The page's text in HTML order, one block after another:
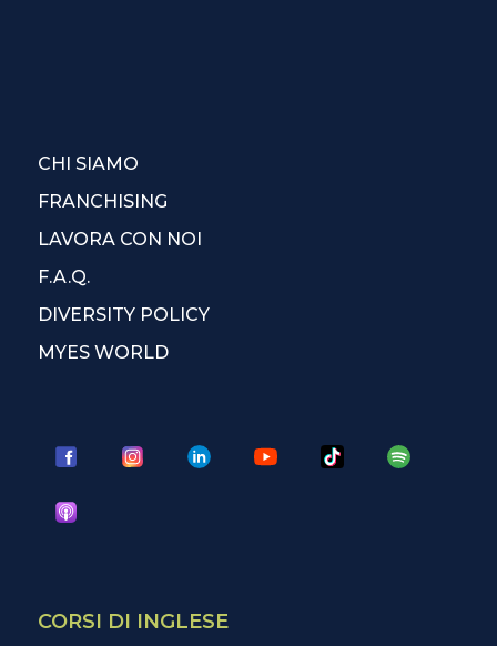
CHI SIAMO
FRANCHISING
LAVORA CON NOI
F.A.Q.
DIVERSITY POLICY
MYES WORLD
CORSI DI INGLESE